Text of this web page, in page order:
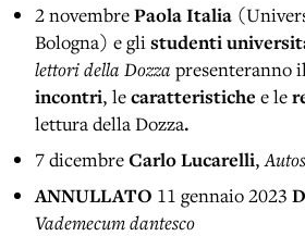
2 novembrePaola Italia
Bologna) e glistudenti
lettori della Dozza presenteranno
incontri, lecaratteristiche e le
letturadella Dozza.
7 dicembreCarlo Lucarelli,
ANNULLATO 11 gennaio 2023
Vademecum dantesco